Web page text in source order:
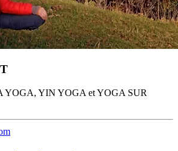
YOGA, YIN YOGA et YOGA SUR